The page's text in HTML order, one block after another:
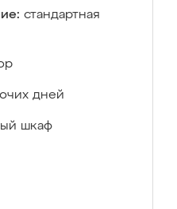
стандартная
дней
шкаф